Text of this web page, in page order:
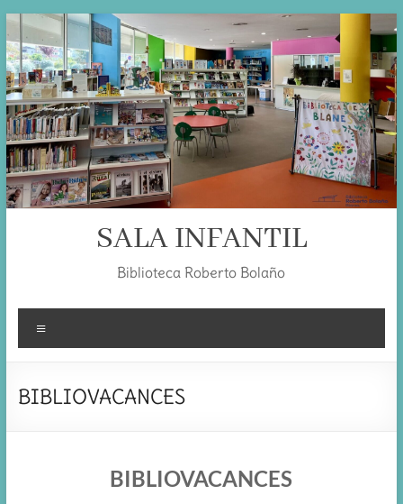
Skip
to
content
SALA INFANTIL
Biblioteca Roberto Bolaño
BIBLIOVACANCES
BIBLIOVACANCES